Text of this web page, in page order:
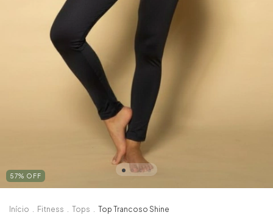
57% OFF
Início . Fitness . Tops . Top Trancoso Shine